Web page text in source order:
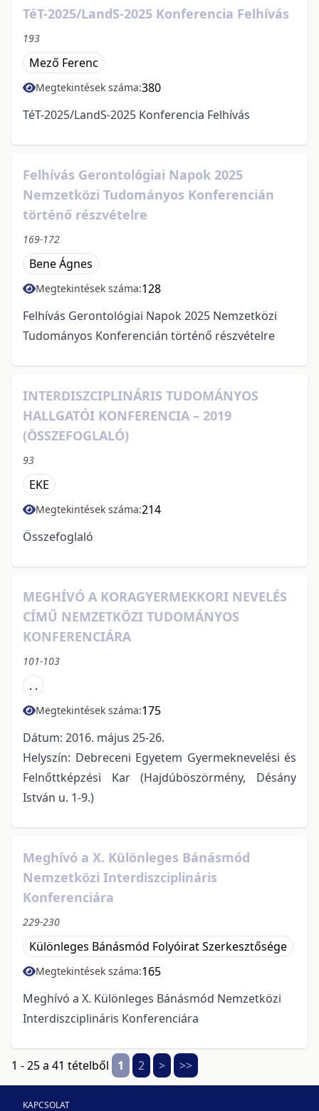
TéT-2025/LandS-2025 Konferencia Felhívás
193
Mező Ferenc
Megtekintések száma:380
TéT-2025/LandS-2025 Konferencia Felhívás
Felhívás Gerontológiai Napok 2025
Nemzetközi Tudományos Konferencián
történő részvételre
169-172
Bene Ágnes
Megtekintések száma:128
Felhívás Gerontológiai Napok 2025 Nemzetközi
Tudományos Konferencián történő részvételre
INTERDISZCIPLINÁRIS TUDOMÁNYOS
HALLGATÓI KONFERENCIA – 2019
(ÖSSZEFOGLALÓ)
93
EKE
Megtekintések száma:214
Összefoglaló
MEGHÍVÓ A KORAGYERMEKKORI NEVELÉS
CÍMŰ NEMZETKÖZI TUDOMÁNYOS
KONFERENCIÁRA
101-103
. .
Megtekintések száma:175
Dátum: 2016. május 25-26.
Helyszín: Debreceni Egyetem Gyermeknevelési és
Felnőttképzési Kar (Hajdúböszörmény, Désány
István u. 1-9.)
Meghívó a X. Különleges Bánásmód
Nemzetközi Interdiszciplináris
Konferenciára
229-230
Különleges Bánásmód Folyóirat Szerkesztősége
Megtekintések száma:165
Meghívó a X. Különleges Bánásmód Nemzetközi
Interdiszciplináris Konferenciára
1 - 25 a 41 tételből 1 2 > >>
KAPCSOLAT